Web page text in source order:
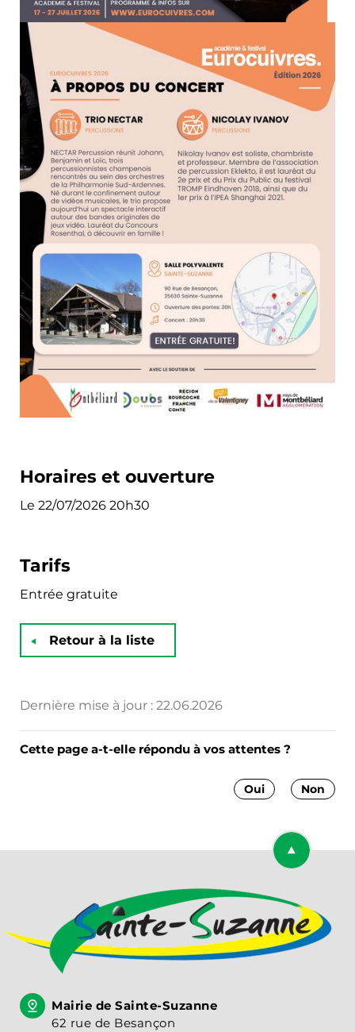
Horaires et ouverture
Le 22/07/2026 20h30
Tarifs
Entrée gratuite
Retour à la liste
Dernière mise à jour : 22.06.2026
Cette page a-t-elle répondu à vos attentes ?
Non
Oui
Retourner
Mairie de Sainte-Suzanne
62 rue de Besançon